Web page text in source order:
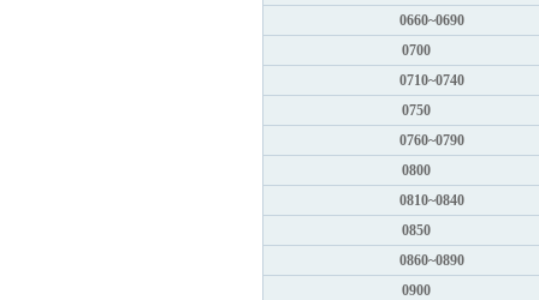
0660~0690
0700
0710~0740
0750
0760~0790
0800
0810~0840
0850
0860~0890
0900